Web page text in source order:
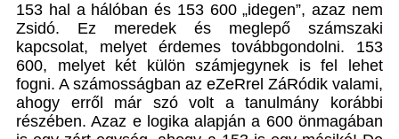
153 hal a hálóban és 153 600 „idegen”, azaz nem
Zsidó. Ez meredek és meglepő számszaki
kapcsolat, melyet érdemes továbbgondolni. 153
600, melyet két külön számjegynek is fel lehet
fogni. A számosságban az eZeRrel ZáRódik valami,
ahogy erről már szó volt a tanulmány korábbi
részében. Azaz e logika alapján a 600 önmagában